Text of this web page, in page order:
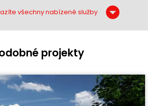
všechny nabízené služby
projekty